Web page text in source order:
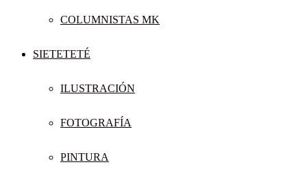
COLUMNISTAS MK
SIETETETÉ
ILUSTRACIÓN
FOTOGRAFÍA
PINTURA